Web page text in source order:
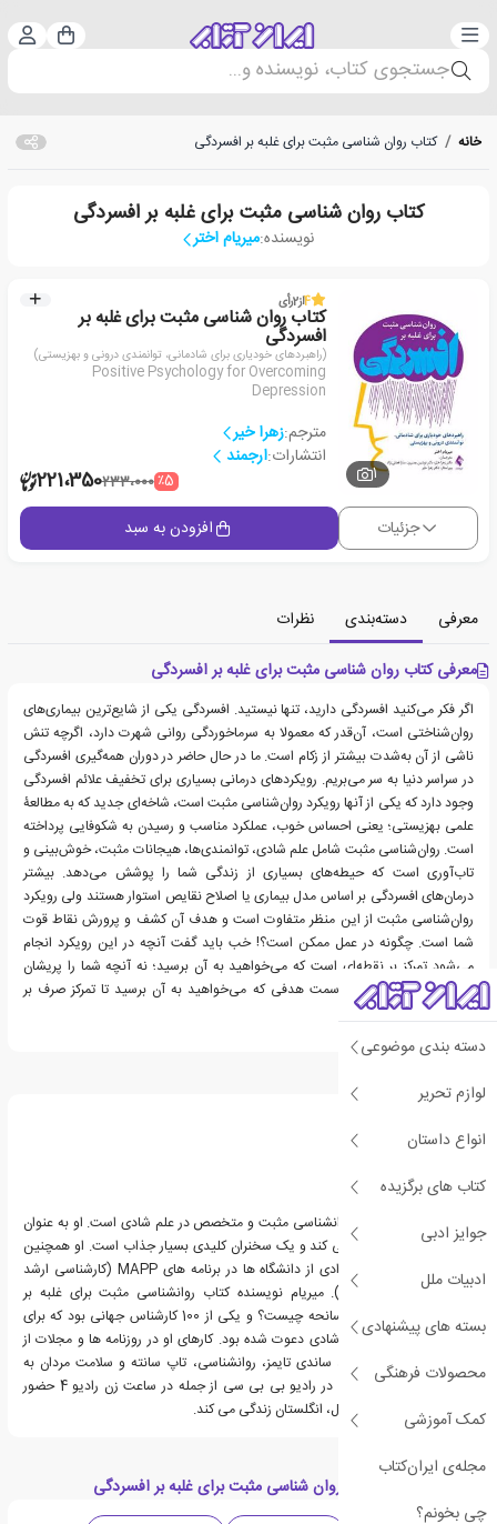
دسته‌بندی سبد
جستجوی کتاب، نویسنده و...
دسته بندی موضوعی
لوازم تحریر
انواع داستان
کتاب های برگزیده
جوایز ادبی
ادبیات ملل
بسته های پیشنهادی
محصولات فرهنگی
کمک آموزشی
مجله‌ی ایران‌کتاب
چی بخونم؟
خانه / کتاب روان شناسی مثبت برای غلبه بر افسردگی
کتاب روان شناسی مثبت برای غلبه بر افسردگی
نویسنده:میریام اختر
1
4از2رأی
کتاب روان شناسی مثبت برای غلبه بر
افسردگی
(راهبردهای خودیاری برای شادمانی، توانمندی درونی و بهزیستی)
Positive Psychology for Overcoming
Depression
مترجم:زهرا خیر
انتشارات:ارجمند
٪5233،000221،350
جزئیات افزودن به سبد
معرفی دسته‌بندی
نظرات
معرفی کتاب روان شناسی مثبت برای غلبه بر افسردگی
اگر فکر می‌کنید افسردگی دارید، تنها نیستید. افسردگی یکی از شایع‌ترین بیماری‌های
روان‌شناختی است، آن‌قدر که معمولا به سرماخوردگی روانی شهرت دارد، اگرچه تنش
ناشی از آن به‌شدت بیشتر از زکام است. ما در حال حاضر در دوران همه‌گیری افسردگی
در سراسر دنیا به سر می‌بریم. رویکردهای درمانی بسیاری برای تخفیف علائم افسردگی
وجود دارد که یکی از آنها رویکرد روان‌شناسی مثبت است، شاخه‌ای جدید که به مطالعۀ
علمی بهزیستی؛ یعنی احساس خوب، عملکرد مناسب و رسیدن به شکوفایی پرداخته
است. روان‌شناسی مثبت شامل علم شادی، توانمندی‌ها، هیجانات مثبت، خوش‌بینی و
تاب‌آوری است که حیطه‌های بسیاری از زندگی شما را پوشش می‌دهد. بیشتر
درمان‌های افسردگی بر اساس مدل بیماری یا اصلاح نقایص استوار هستند ولی رویکرد
روان‌شناسی مثبت از این منظر متفاوت است و هدف آن کشف و پرورش نقاط قوت
شما است. چگونه در عمل ممکن است؟! خب باید گفت آنچه در این رویکرد انجام
می‌شود تمرکز بر نقطه‌ای است که می‌خواهید به آن برسید؛ نه آنچه شما را پریشان
می‌کند. نیرو و تلاش به سمت هدفی که می‌خواهید به آن برسید تا تمرکز صرف بر
مسئلۀ افسردگی.
یک متخصص برجسته روانشناسی مثبت و متخصص در علم شادی است. او به عنوان
یک مربی و مشاور کار می کند و یک سخنران کلیدی بسیار جذاب است. او همچنین
یک مدرس مدعو در تعدادی از دانشگاه ها در برنامه های MAPP (کارشناسی ارشد
روانشناسی مثبت مثبت). میریام نویسنده کتاب روانشناسی مثبت برای غلبه بر
افسردگی و رشد پس از سانحه چیست؟ و یکی از 100 کارشناس جهانی بود که برای
مشارکت در کتاب جهانی شادی دعوت شده بود. کارهای او در روزنامه ها و مجلات از
جمله تلگراف، دیلی میل، ساندی تایمز، روانشناسی، تاپ سانته و سلامت مردان به
نمایش درآمده است و او در رادیو بی بی سی از جمله در ساعت زن رادیو 4 حضور
داشته است. او در بریستول، انگلستان زندگی می کند.
دسته بندی های کتاب روان شناسی مثبت برای غلبه بر افسردگی